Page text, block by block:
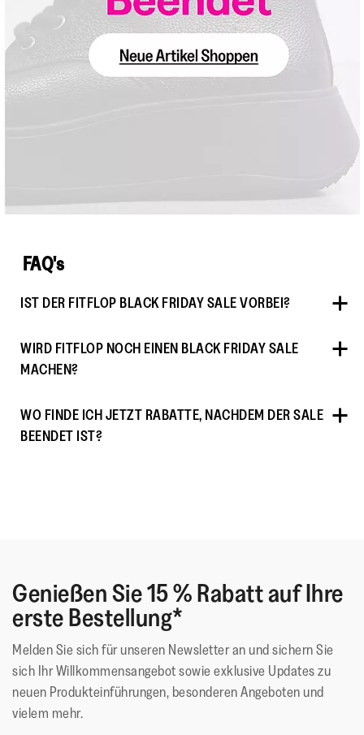
FAQ's
IST DER FITFLOP BLACK FRIDAY SALE VORBEI?
WIRD FITFLOP NOCH EINEN BLACK FRIDAY SALE
MACHEN?
WO FINDE ICH JETZT RABATTE, NACHDEM DER SALE
BEENDET IST?
Genießen Sie 15 % Rabatt auf Ihre
erste Bestellung*
Melden Sie sich für unseren Newsletter an und sichern Sie
sich Ihr Willkommensangebot sowie exklusive Updates zu
neuen Produkteinführungen, besonderen Angeboten und
vielem mehr.